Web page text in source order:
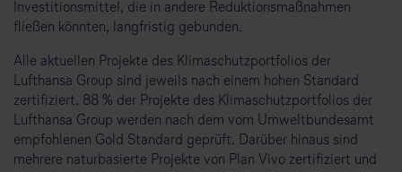
Investitionsmittel, die in andere Reduktionsmaßnahmen
fließen könnten, langfristig gebunden.
Alle aktuellen Projekte des Klimaschutzportfolios der
Lufthansa Group sind jeweils nach einem hohen Standard
zertifiziert. 88 % der Projekte des Klimaschutzportfolios der
Lufthansa Group werden nach dem vom Umweltbundesamt
empfohlenen Gold Standard geprüft. Darüber hinaus sind
mehrere naturbasierte Projekte von Plan Vivo zertifiziert und